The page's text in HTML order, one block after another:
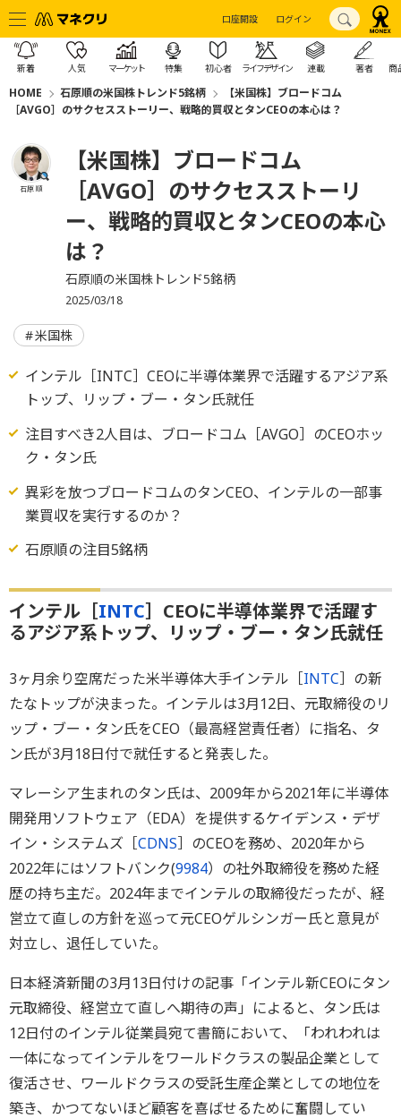
口座開設 ログイン
新着 人気 マーケット 特集 初心者 ライフデザイン 連載 著者 商
HOME 石原順の米国株トレンド5銘柄
【米国株】ブロードコム
［AVGO］のサクセスストーリー、戦略的買収とタンCEOの本心は？
石原 順
【米国株】ブロードコム
［AVGO］のサクセスストーリ
ー、戦略的買収とタンCEOの本心
は？
石原順の米国株トレンド5銘柄
2025/03/18
米国株
インテル［INTC］CEOに半導体業界で活躍するアジア系
トップ、リップ・ブー・タン氏就任
注目すべき2人目は、ブロードコム［AVGO］のCEOホッ
ク・タン氏
異彩を放つブロードコムのタンCEO、インテルの一部事
業買収を実行するのか？
石原順の注目5銘柄
インテル［INTC］CEOに半導体業界で活躍す
るアジア系トップ、リップ・ブー・タン氏就任
3ヶ月余り空席だった米半導体大手インテル［INTC］の新
たなトップが決まった。インテルは3月12日、元取締役のリ
ップ・ブー・タン氏をCEO（最高経営責任者）に指名、タ
ン氏が3月18日付で就任すると発表した。
マレーシア生まれのタン氏は、2009年から2021年に半導体
開発用ソフトウェア（EDA）を提供するケイデンス・デザ
イン・システムズ［CDNS］のCEOを務め、2020年から
2022年にはソフトバンク(9984）の社外取締役を務めた経
歴の持ち主だ。2024年までインテルの取締役だったが、経
営立て直しの方針を巡って元CEOゲルシンガー氏と意見が
対立し、退任していた。
日本経済新聞の3月13日付けの記事「インテル新CEOにタン
元取締役、経営立て直しへ期待の声」によると、タン氏は
12日付のインテル従業員宛て書簡において、「われわれは
一体になってインテルをワールドクラスの製品企業として
復活させ、ワールドクラスの受託生産企業としての地位を
築き、かつてないほど顧客を喜ばせるために奮闘してい